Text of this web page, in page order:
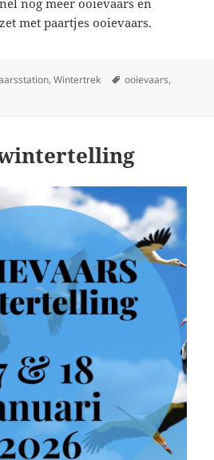
met paartjes ooievaars.
,Wintertrek Tags
ooievaars,